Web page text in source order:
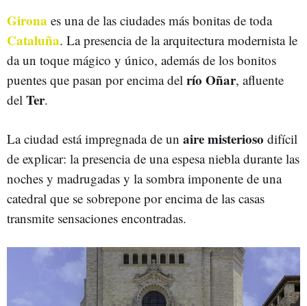
Girona es una de las ciudades más bonitas de toda
Cataluña. La presencia de la arquitectura modernista le
da un toque mágico y único, además de los bonitos
puentes que pasan por encima del río Oñar, afluente
del Ter.
La ciudad está impregnada de un aire misterioso difícil
de explicar: la presencia de una espesa niebla durante las
noches y madrugadas y la sombra imponente de una
catedral que se sobrepone por encima de las casas
transmite sensaciones encontradas.